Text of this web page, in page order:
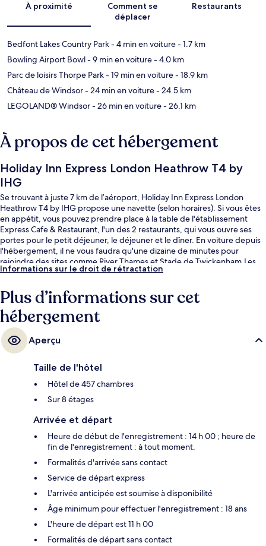
À proximité
Comment se
déplacer
Restaurants
Bedfont Lakes Country Park- 4 min en voiture- 1.7 km
Bowling Airport Bowl- 9 min en voiture- 4.0 km
Parc de loisirs Thorpe Park- 19 min en voiture- 18.9 km
Château de Windsor- 24 min en voiture- 24.5 km
LEGOLAND® Windsor- 26 min en voiture- 26.1 km
À propos de cet hébergement
Holiday Inn Express London Heathrow T4 by
IHG
Se trouvant à juste 7 km de l’aéroport, Holiday Inn Express London
Heathrow T4 by IHG propose une navette (selon horaires). Si vous êtes
en appétit, vous pouvez prendre place à la table de l'établissement
Express Cafe & Restaurant, l'un des 2 restaurants, qui vous ouvre ses
portes pour le petit déjeuner, le déjeuner et le dîner. En voiture depuis
l'hébergement, il ne vous faudra qu'une dizaine de minutes pour
rejoindre des sites comme River Thames et Stade de Twickenham.Les
autres voyageurs ne tarissent pas d'éloges en ce qui concerne la literie
Informations sur le droit de rétractation
Plus d’informations sur cet
hébergement
Aperçu
Taille de l'hôtel
Hôtel de 457 chambres
Sur 8 étages
Arrivée et départ
Heure de début de l'enregistrement : 14 h 00 ; heure de
fin de l'enregistrement : à tout moment.
Formalités d'arrivée sans contact
Service de départ express
L'arrivée anticipée est soumise à disponibilité
Âge minimum pour effectuer l'enregistrement : 18 ans
L'heure de départ est 11 h 00
Formalités de départ sans contact